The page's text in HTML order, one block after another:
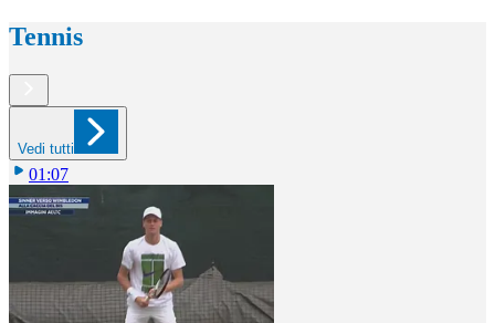
Tennis
Vedi tutti
01:07